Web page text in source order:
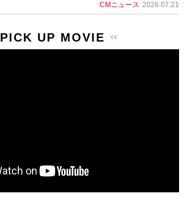
CMニュース 2026.07.21
PICK UP MOVIE